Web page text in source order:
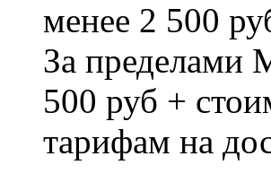
менее 2 500
За пределами
500 руб +
тарифам на